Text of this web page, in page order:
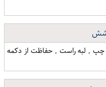
چپ , لبه راست , حفاظت از دکمه